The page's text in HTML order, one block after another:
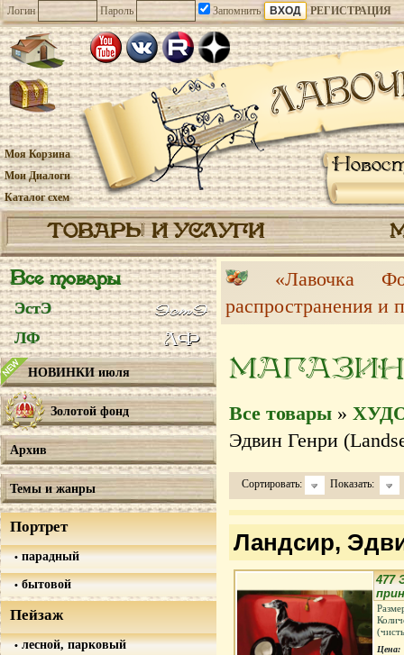
Логин Пароль Запомнить РЕГИСТРАЦИЯ
Моя Корзина
Мои Диалоги
Каталог схем
ТОВАРЫ И УСЛУГИ
Все товары
ЭстЭ
ЛФ
НОВИНКИ июля
Золотой фонд
Архив
Темы и жанры
Портрет
парадный
бытовой
Пейзаж
лесной, парковый
«Лавочка
распространения и
МАГАЗИН
Все товары »
Эдвин Генри
Сортировать: Показать:
Ландсир,
477
Цена: